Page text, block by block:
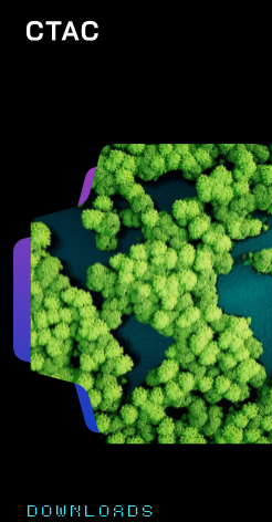
DOWNLOADS